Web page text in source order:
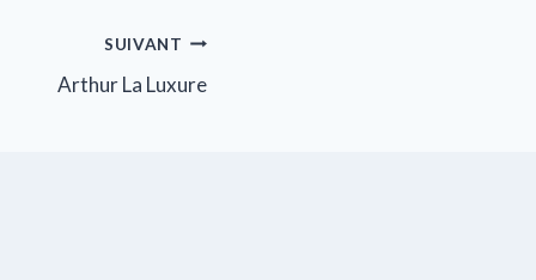
SUIVANT
Arthur La Luxure